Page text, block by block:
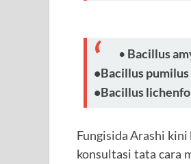
• Bacillus
•Bacillus
•Bacillus
Fungisida Arashi kini
konsultasi tata cara